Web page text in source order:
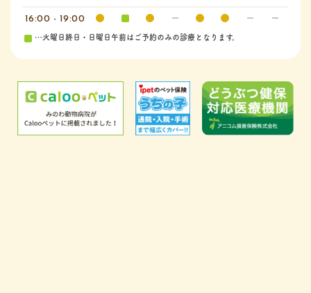
16:00 - 19:00
…火曜日終日・日曜日午前はご予約のみの診療となります。